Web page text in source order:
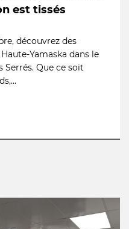
est tissés
découvrez des
Yamaska dans le
Serrés. Que ce soit